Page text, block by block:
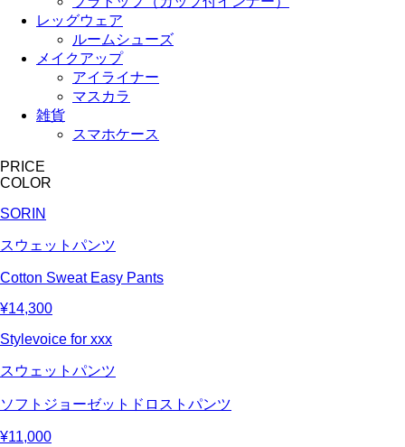
レッグウェア
ルームシューズ
メイクアップ
アイライナー
マスカラ
雑貨
スマホケース
PRICE
COLOR
SORIN
スウェットパンツ
Cotton Sweat Easy Pants
¥14,300
Stylevoice for xxx
スウェットパンツ
ソフトジョーゼットドロストパンツ
¥11,000